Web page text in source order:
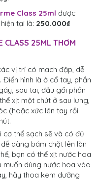
Class 25ml được
tại là: 250.000₫
CLASS 25ML THƠM
vị trí có mạch đập, dễ
Điển hình là ở cổ tay, phần
sau tai, đầu gối phần
xịt một chút ở sau lưng,
(hoặc xức lên tay rồi
cơ thể sạch sẽ và có đủ
dàng bám chặt lên làn
bạn có thể xịt nước hoa
muốn dùng nước hoa vào
hãy thoa kem dưỡng